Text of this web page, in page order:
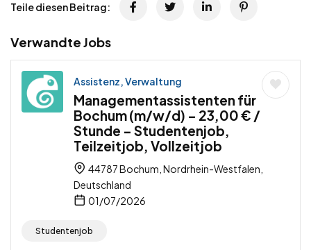
Teile diesen Beitrag:
Verwandte Jobs
Assistenz, Verwaltung
Managementassistenten für
Bochum (m/w/d) – 23,00 € /
Stunde – Studentenjob,
Teilzeitjob, Vollzeitjob
44787 Bochum, Nordrhein-Westfalen,
Deutschland
01/07/2026
Studentenjob